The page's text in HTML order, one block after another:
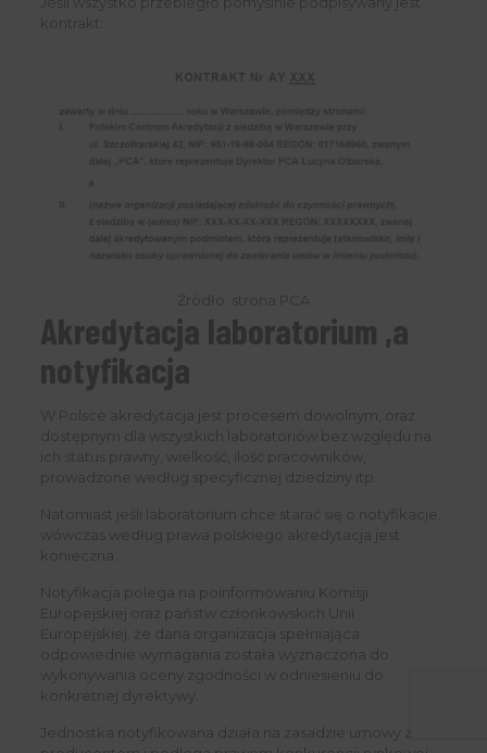
kontrakt:
Źródło: strona PCA
Akredytacja laboratorium ,a
notyfikacja
W Polsce akredytacja jest procesem dowolnym, oraz
dostępnym dla wszystkich laboratoriów bez względu na
ich status prawny, wielkość, ilość pracowników,
prowadzone według specyficznej dziedziny itp.
Natomiast jeśli laboratorium chce starać się o notyfikacje,
wówczas według prawa polskiego akredytacja jest
konieczna.
Notyfikacja polega na poinformowaniu Komisji
Europejskiej oraz państw członkowskich Unii
Europejskiej, że dana organizacja spełniająca
odpowiednie wymagania została wyznaczona do
wykonywania oceny zgodności w odniesieniu do
konkretnej dyrektywy.
Jednostka notyfikowana działa na zasadzie umowy z